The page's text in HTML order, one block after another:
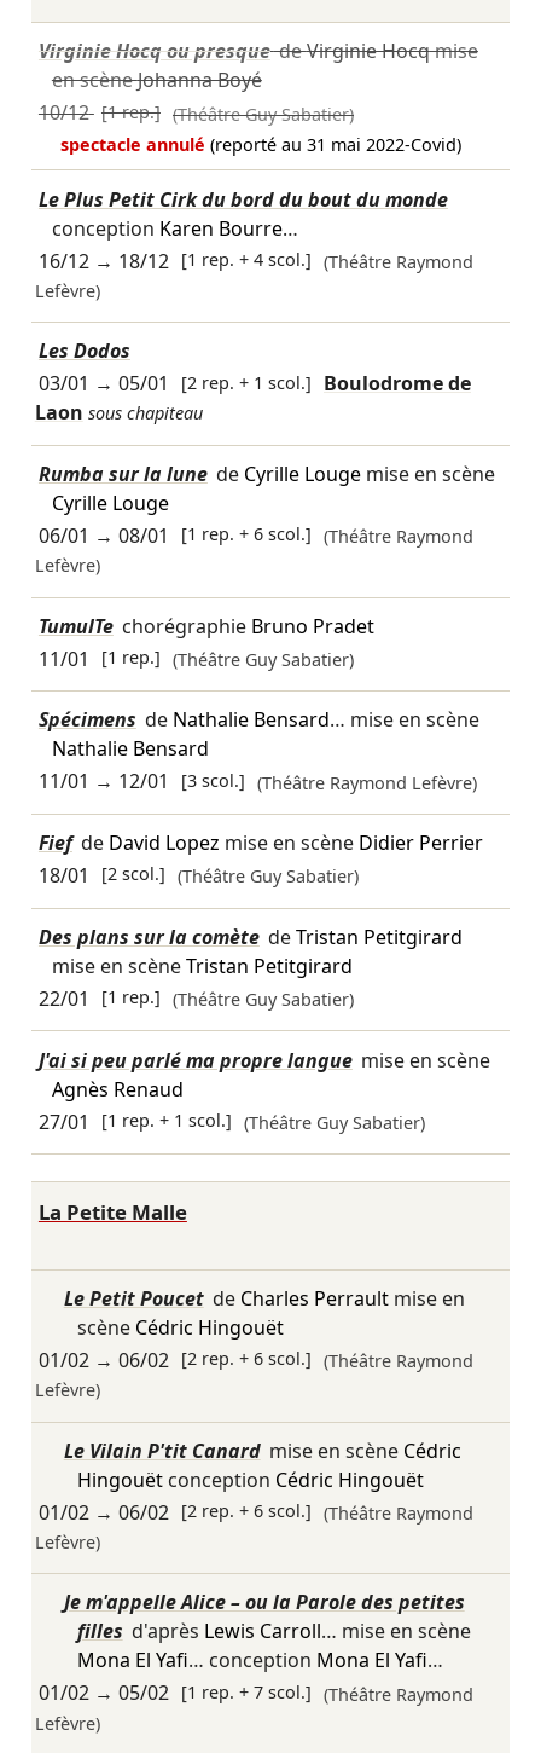
Virginie Hocq ou presquedeVirginie Hocqmise
en scèneJohanna Boyé
10/12 [1 rep.] (Théâtre Guy Sabatier)
spectacle annulé(reporté au 31 mai 2022-Covid)
Le Plus Petit Cirk du bord du bout du monde
conception Karen Bourre…
16/12→ 18/12 [1 rep. + 4 scol.] (Théâtre Raymond
Lefèvre)
Les Dodos
03/01 → 05/01 [2 rep. + 1 scol.]
Boulodrome de
Laon sous chapiteau
Rumba sur la lune de Cyrille Lougemise en scène
Cyrille Louge
06/01 → 08/01 [1 rep. + 6 scol.] (Théâtre Raymond
Lefèvre)
TumulTe chorégraphie Bruno Pradet
11/01
[1 rep.] (Théâtre Guy Sabatier)
Spécimens de Nathalie Bensard… mise en scène
Nathalie Bensard
11/01 → 12/01 [3 scol.] (Théâtre Raymond Lefèvre)
Fief de David Lopez mise en scène Didier Perrier
18/01
[2 scol.] (Théâtre Guy Sabatier)
Des plans sur la comète deTristan Petitgirard
mise en scèneTristan Petitgirard
22/01
[1 rep.] (Théâtre Guy Sabatier)
J'ai si peu parlé ma propre langue mise en scène
Agnès Renaud
27/01
[1 rep. + 1 scol.] (Théâtre Guy Sabatier)
La Petite Malle
Le Petit Poucet de Charles Perraultmise en
scène Cédric Hingouët
01/02→ 06/02 [2 rep. + 6 scol.] (Théâtre Raymond
Lefèvre)
Le Vilain P'tit Canard mise en scène Cédric
Hingouëtconception Cédric Hingouët
01/02→ 06/02 [2 rep. + 6 scol.] (Théâtre Raymond
Lefèvre)
Je m'appelle Alice – ou la Parole des petites
filles d'après Lewis Carroll… mise en scène
Mona El Yafi… conception Mona El Yafi…
01/02→ 05/02 [1 rep. + 7 scol.] (Théâtre Raymond
Lefèvre)